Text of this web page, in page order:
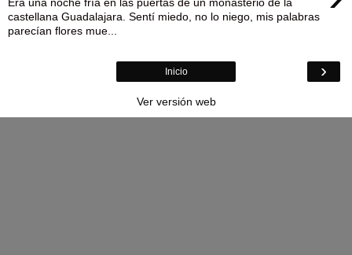
castellana Guadalajara. Sentí miedo, no lo niego, mis palabras
parecían flores mue...
›
Inicio
Ver versión web